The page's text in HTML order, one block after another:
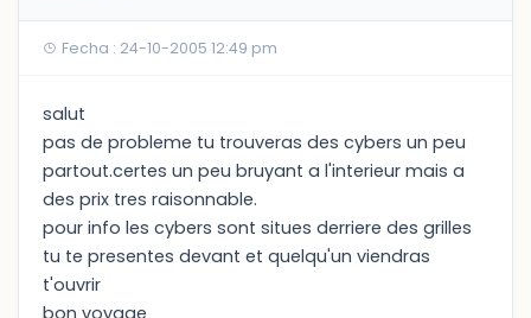
Fecha : 24-10-2005 12:49 pm
salut
pas de probleme tu trouveras des cybers un peu
partout.certes un peu bruyant a l'interieur mais a
des prix tres raisonnable.
pour info les cybers sont situes derriere des grilles
tu te presentes devant et quelqu'un viendras
t'ouvrir
bon voyage